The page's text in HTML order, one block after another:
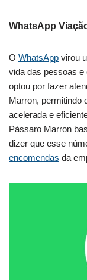
WhatsApp
O WhatsApp virou
vida das pessoas
optou por fazer
Marron, permitindo
acelerada e
Pássaro Marron
dizer que esse
encomendas da